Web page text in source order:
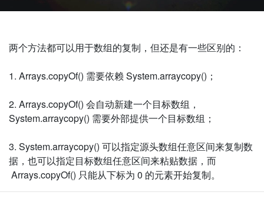
两个方法都可以用于数组的复制，但还是有一些区别的：
1. Arrays.copyOf() 需要依赖 System.arraycopy() ；
2. Arrays.copyOf() 会自动新建一个目标数组，
System.arraycopy() 需要外部提供一个目标数组；
3. System.arraycopy() 可以指定源头数组任意区间来复制数
据，也可以指定目标数组任意区间来粘贴数据，而
Arrays.copyOf() 只能从下标为 0 的元素开始复制。